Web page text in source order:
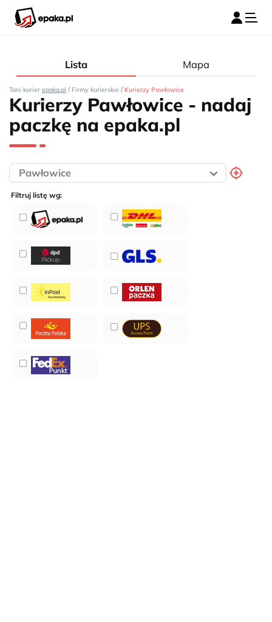
Lista Mapa
Tani kurier epaka.pl / Firmy kurierskie / Kurierzy Pawłowice
Kurierzy Pawłowice - nadaj
paczkę na epaka.pl
Filtruj listę wg: